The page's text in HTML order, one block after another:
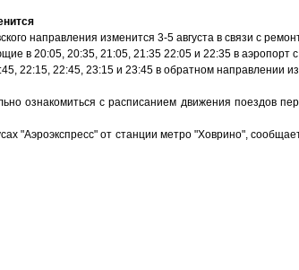
направления изменится 3-5 августа в связи с
в 20:05, 20:35, 21:05, 21:35 22:05 и 22:35 в аэропорт с
22:15, 22:45, 23:15 и 23:45 в обратном направлении
ознакомиться с расписанием движения поездов
"Аэроэкспресс" от станции метро "Ховрино",